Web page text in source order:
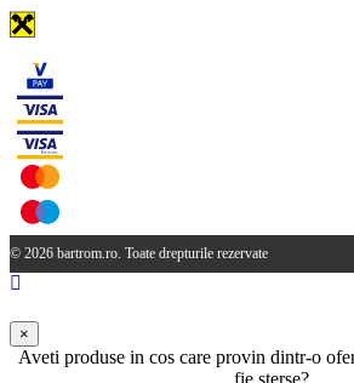
© 2026 bartrom.ro. Toate drepturile rezervate
×
Aveti produse in cos care provin dintr-o
fie sterse?